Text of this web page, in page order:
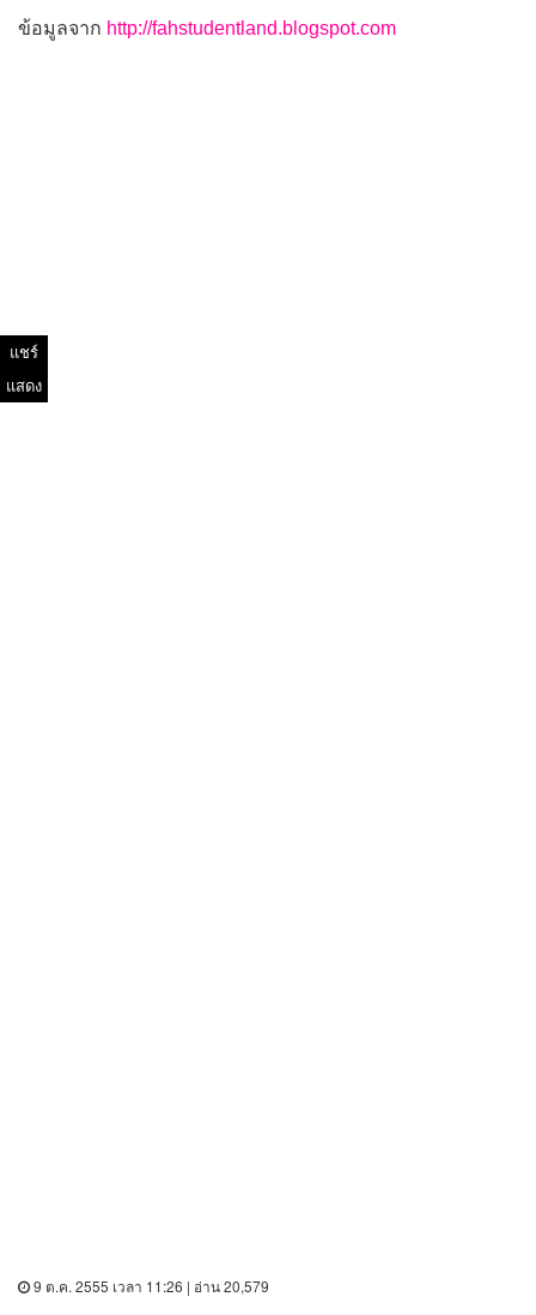
ข้อมูลจาก http://fahstudentland.blogspot.com
9 ต.ค. 2555 เวลา 11:26 | อ่าน 20,579
แชร์
แสดง